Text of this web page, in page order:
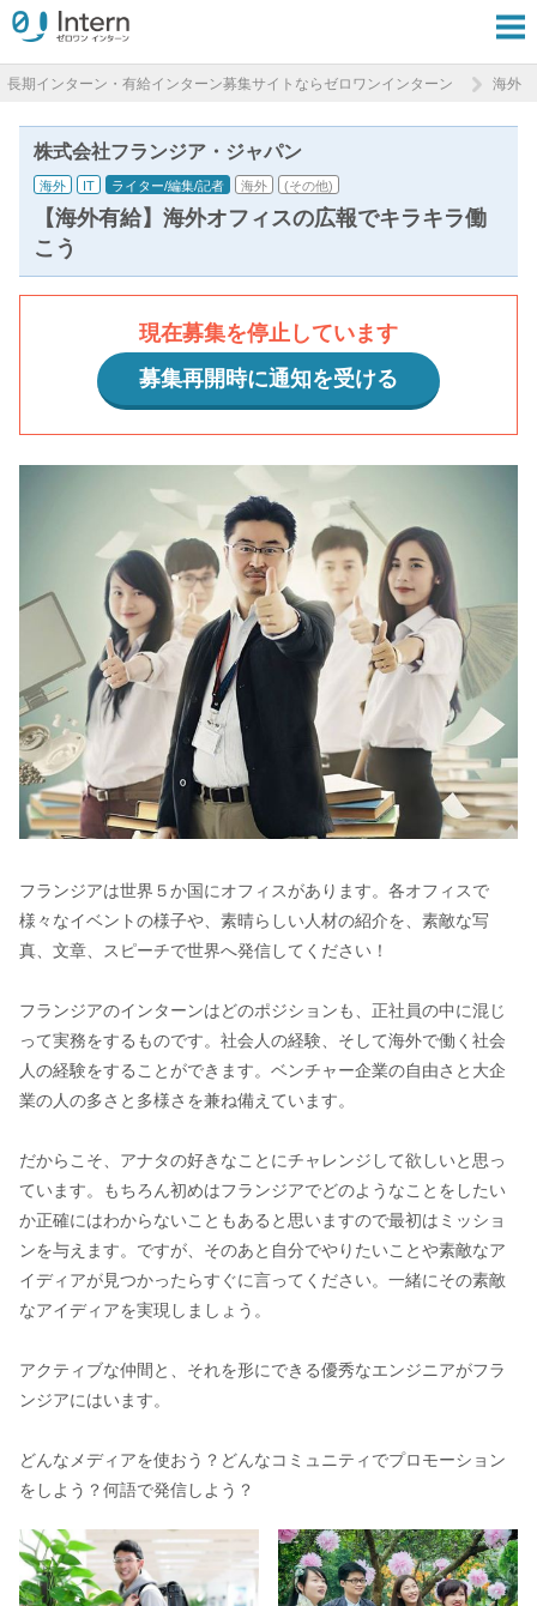
長期インターン・有給インターン募集サイトならゼロワンインターン 海外
株式会社フランジア・ジャパン
海外 IT ライター/編集/記者 海外 (その他)
【海外有給】海外オフィスの広報でキラキラ働
こう
現在募集を停止しています
募集再開時に通知を受ける
フランジアは世界５か国にオフィスがあります。各オフィスで
様々なイベントの様子や、素晴らしい人材の紹介を、素敵な写
真、文章、スピーチで世界へ発信してください！
フランジアのインターンはどのポジションも、正社員の中に混じ
って実務をするものです。社会人の経験、そして海外で働く社会
人の経験をすることができます。ベンチャー企業の自由さと大企
業の人の多さと多様さを兼ね備えています。
だからこそ、アナタの好きなことにチャレンジして欲しいと思っ
ています。もちろん初めはフランジアでどのようなことをしたい
か正確にはわからないこともあると思いますので最初はミッショ
ンを与えます。ですが、そのあと自分でやりたいことや素敵なア
イディアが見つかったらすぐに言ってください。一緒にその素敵
なアイディアを実現しましょう。
アクティブな仲間と、それを形にできる優秀なエンジニアがフラ
ンジアにはいます。
どんなメディアを使おう？どんなコミュニティでプロモーション
をしよう？何語で発信しよう？